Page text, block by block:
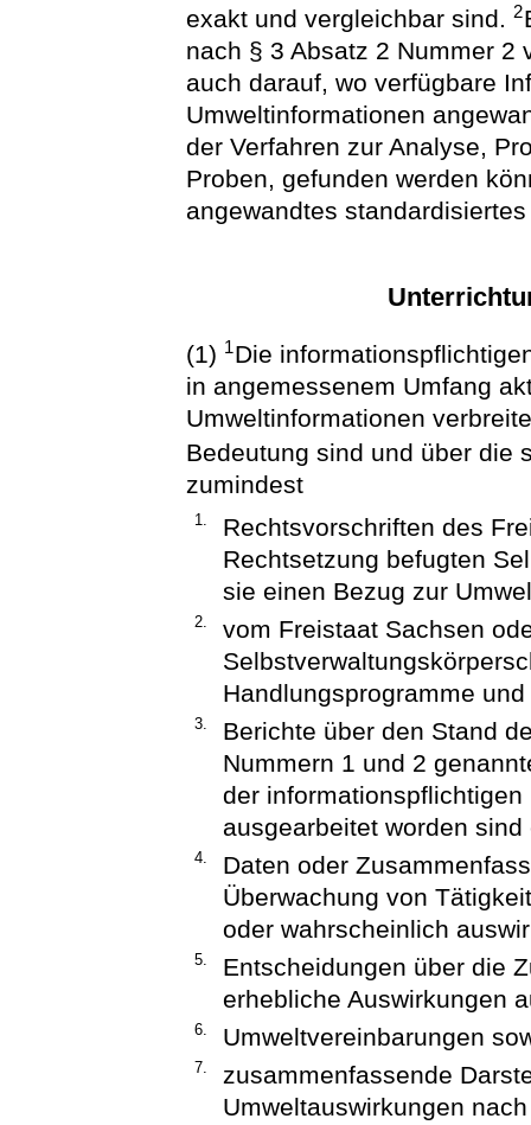
exakt und vergleichbar sind.2
nach § 3 Absatz 2 Nummer 2
auch darauf, wo verfügbare
Umweltinformationen
der Verfahren zur Analyse,
Proben, gefunden werden
angewandtes
(1) 1Die
in angemessenem Umfang
Umweltinformationen
Bedeutung sind und über die
zumindest
1.
Rechtsvorschriften des
Rechtsetzung befugten
sie einen Bezug zur
2.
vom Freistaat Sachsen
Handlungsprogramme
3.
Berichte über den Stand
Nummern 1 und 2
der
ausgearbeitet worden
4.
Daten oder
Überwachung von
oder wahrscheinlich
5.
Entscheidungen über die
erhebliche Auswirkungen
6. Umweltvereinbarungen
7.
zusammenfassende
Umweltauswirkungen